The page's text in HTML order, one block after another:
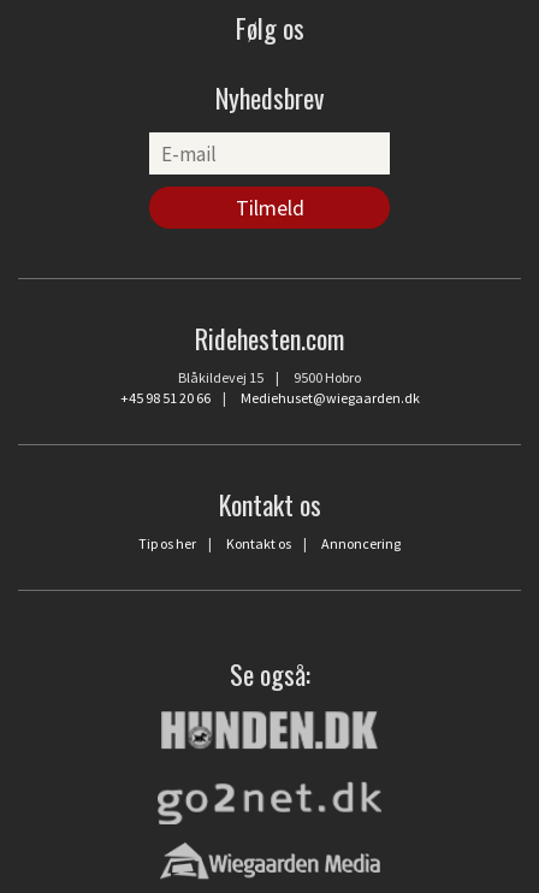
Følg os
Nyhedsbrev
Ridehesten.com
Blåkildevej 15 | 9500 Hobro
+45 98 51 20 66| Mediehuset@wiegaarden.dk
Kontakt os
Tip os her | Kontakt os | Annoncering
Se også: